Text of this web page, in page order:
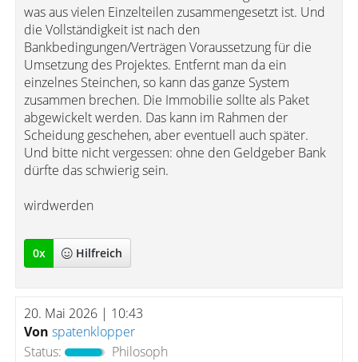
was aus vielen Einzelteilen zusammengesetzt ist. Und
die Vollständigkeit ist nach den
Bankbedingungen/Verträgen Voraussetzung für die
Umsetzung des Projektes. Entfernt man da ein
einzelnes Steinchen, so kann das ganze System
zusammen brechen. Die Immobilie sollte als Paket
abgewickelt werden. Das kann im Rahmen der
Scheidung geschehen, aber eventuell auch später.
Und bitte nicht vergessen: ohne den Geldgeber Bank
dürfte das schwierig sein.
wirdwerden
0x Hilfreich
20. Mai 2026 | 10:43
Von spatenklopper
Status:
Philosoph